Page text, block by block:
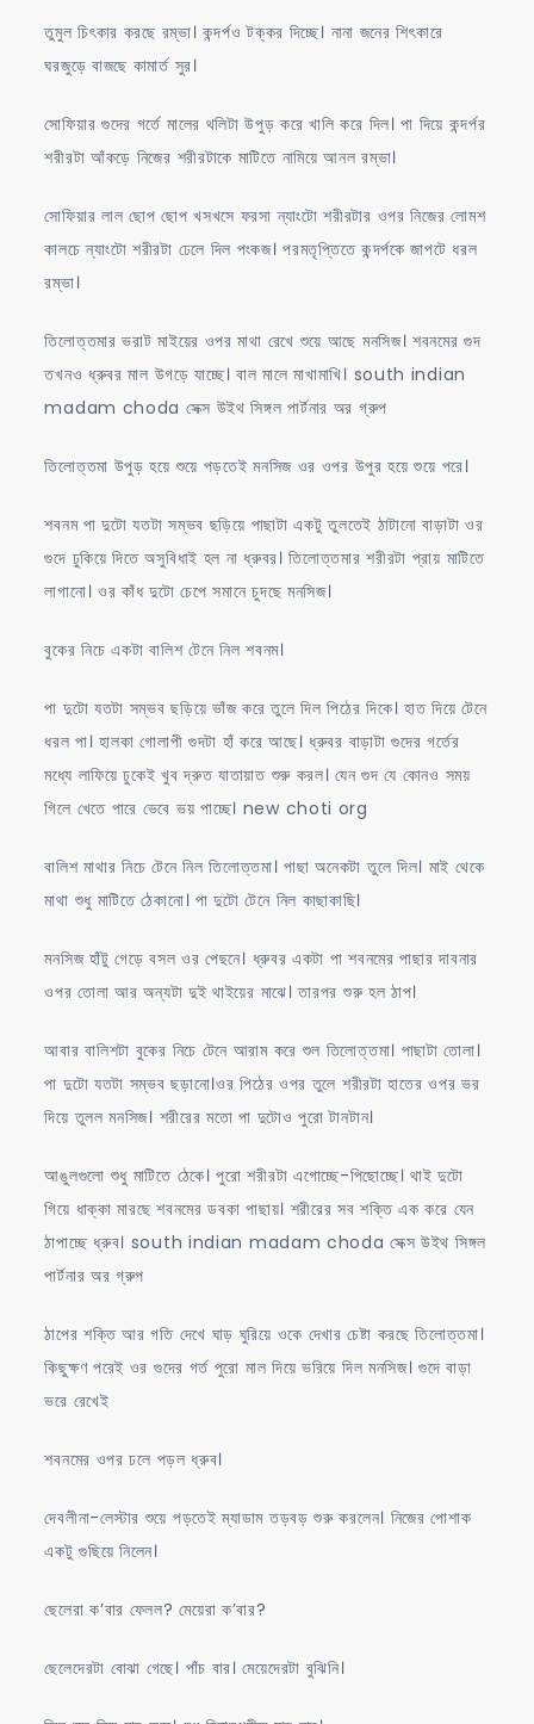
তুমুল চিৎকার করছে রম্ভা। কন্দর্পও টক্কর দিচ্ছে। নানা জনের শিৎকারে
ঘরজুড়ে বাজছে কামার্ত সুর।
সোফিয়ার গুদের গর্তে মালের থলিটা উপুড় করে খালি করে দিল। পা দিয়ে কন্দর্পর
শরীরটা আঁকড়ে নিজের শরীরটাকে মাটিতে নামিয়ে আনল রম্ভা।
সোফিয়ার লাল ছোপ ছোপ খসখসে ফরসা ন্যাংটো শরীরটার ওপর নিজের লোমশ
কালচে ন্যাংটো শরীরটা ঢেলে দিল পংকজ। পরমতৃপ্তিতে কন্দর্পকে জাপটে ধরল
রম্ভা।
তিলোত্তমার ভরাট মাইয়ের ওপর মাথা রেখে শুয়ে আছে মনসিজ। শবনমের গুদ
তখনও ধ্রুবর মাল উগড়ে যাচ্ছে। বাল মালে মাখামাখি। south indian
madam choda সেক্স উইথ সিঙ্গল পার্টনার অর গ্রুপ
তিলোত্তমা উপুড় হয়ে শুয়ে পড়তেই মনসিজ ওর ওপর উপুর হয়ে শুয়ে পরে।
শবনম পা দুটো যতটা সম্ভব ছড়িয়ে পাছাটা একটু তুলতেই ঠাটানো বাড়াটা ওর
গুদে ঢুকিয়ে দিতে অসুবিধাই হল না ধ্রুবর। তিলোত্তমার শরীরটা প্রায় মাটিতে
লাগানো। ওর কাঁধ দুটো চেপে সমানে চুদছে মনসিজ।
বুকের নিচে একটা বালিশ টেনে নিল শবনম।
পা দুটো যতটা সম্ভব ছড়িয়ে ভাঁজ করে তুলে দিল পিঠের দিকে। হাত দিয়ে টেনে
ধরল পা। হালকা গোলাপী গুদটা হাঁ করে আছে। ধ্রুবর বাড়াটা গুদের গর্তের
মধ্যে লাফিয়ে ঢুকেই খুব দ্রুত যাতায়াত শুরু করল। যেন গুদ যে কোনও সময়
গিলে খেতে পারে ভেবে ভয় পাচ্ছে। new choti org
বালিশ মাথার নিচে টেনে নিল তিলোত্তমা। পাছা অনেকটা তুলে দিল। মাই থেকে
মাথা শুধু মাটিতে ঠেকানো। পা দুটো টেনে নিল কাছাকাছি।
মনসিজ হাঁটু গেড়ে বসল ওর পেছনে। ধ্রুবর একটা পা শবনমের পাছার দাবনার
ওপর তোলা আর অন্যটা দুই থাইয়ের মাঝে। তারপর শুরু হল ঠাপ।
আবার বালিশটা বুকের নিচে টেনে আরাম করে শুল তিলোত্তমা। পাছাটা তোলা।
পা দুটো যতটা সম্ভব ছড়ানো।ওর পিঠের ওপর তুলে শরীরটা হাতের ওপর ভর
দিয়ে তুলল মনসিজ। শরীরের মতো পা দুটোও পুরো টানটান।
আঙুলগুলো শুধু মাটিতে ঠেকে। পুরো শরীরটা এগোচ্ছে-পিছোচ্ছে। থাই দুটো
গিয়ে ধাক্কা মারছে শবনমের ডবকা পাছায়। শরীরের সব শক্তি এক করে যেন
ঠাপাচ্ছে ধ্রুব। south indian madam choda সেক্স উইথ সিঙ্গল
পার্টনার অর গ্রুপ
ঠাপের শক্তি আর গতি দেখে ঘাড় ঘুরিয়ে ওকে দেখার চেষ্টা করছে তিলোত্তমা।
কিছুক্ষণ পরেই ওর গুদের গর্ত পুরো মাল দিয়ে ভরিয়ে দিল মনসিজ। গুদে বাড়া
ভরে রেখেই
শবনমের ওপর ঢলে পড়ল ধ্রুব।
দেবলীনা-লেস্টার শুয়ে পড়তেই ম্যাডাম তড়বড় শুরু করলেন। নিজের পোশাক
একটু গুছিয়ে নিলেন।
ছেলেরা ক’বার ফেলল? মেয়েরা ক’বার?
ছেলেদেরটা বোঝা গেছে। পাঁচ বার। মেয়েদেরটা বুঝিনি।